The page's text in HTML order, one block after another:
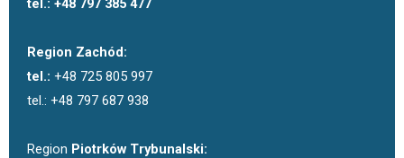
tel.: +48 797 385 477
Region Zachód:
tel.: +48 725 805 997
tel.: +48 797 687 938
Region Piotrków Trybunalski: